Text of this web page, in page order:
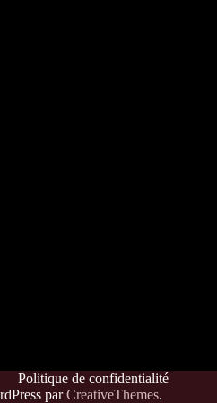
Politique de confidentialité
parCreativeThemes.